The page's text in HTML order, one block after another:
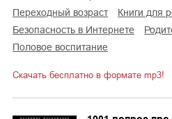
переходный возраст
книги для
безопасность в Интернете
половое воспитание
Скачать бесплатно в формате mp3!